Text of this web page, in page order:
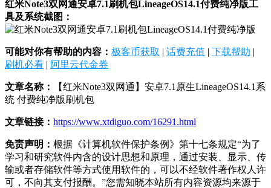
红米Note3双网通安卓7.1刷机包LineageOS14.1付费纯净版工
具及系统截图：
可能对你有帮助的内容： 极客币获取 | 话费充值 | 下载帮助 |
刷机必看 | 阿里云代金券
文章名称：
【红米Note3双网通】安卓7.1原生LineageOS14.1系
统 付费纯净版刷机包
文章链接： https://www.xtdiguo.com/16291.html
免责声明： 根据《计算机软件保护条例》第十七条规定“为了
学习和研究软件内含的设计思想和原理，通过安装、显示、传
输或者存储软件等方式使用软件的，可以不经软件著作权人许
可，不向其支付报酬。”您需知晓本站所有内容资源均来源于